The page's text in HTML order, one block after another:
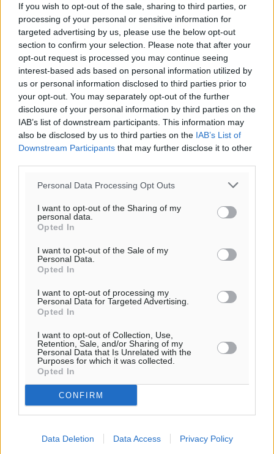
If you wish to opt-out of the sale, sharing to third parties, or
processing of your personal or sensitive information for
targeted advertising by us, please use the below opt-out
section to confirm your selection. Please note that after your
opt-out request is processed you may continue seeing
interest-based ads based on personal information utilized by
us or personal information disclosed to third parties prior to
your opt-out. You may separately opt-out of the further
disclosure of your personal information by third parties on the
IAB’s list of downstream participants. This information may
also be disclosed by us to third parties on the IAB’s List of
Downstream Participants that may further disclose it to other
Personal Data Processing Opt Outs
I want to opt-out of the Sharing of my
personal data.
Opted In
I want to opt-out of the Sale of my
Personal Data.
Opted In
I want to opt-out of processing my
Personal Data for Targeted Advertising.
Opted In
I want to opt-out of Collection, Use,
Retention, Sale, and/or Sharing of my
Personal Data that Is Unrelated with the
Purposes for which it was collected.
Opted In
CONFIRM
Data Deletion Data Access Privacy Policy
Ροή ειδήσεων